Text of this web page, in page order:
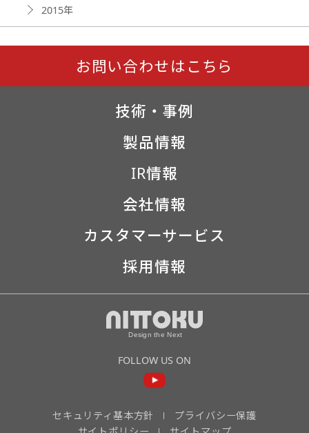
2015年
お問い合わせはこちら
技術・事例
製品情報
IR情報
会社情報
カスタマーサービス
採用情報
FOLLOW US ON
セキュリティ基本方針
プライバシー保護